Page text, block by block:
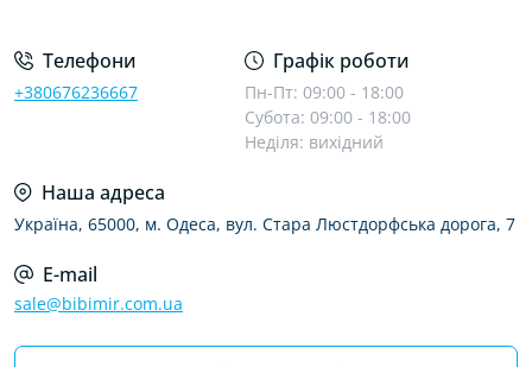
Телефони
+380676236667
Графік роботи
Пн-Пт: 09:00 - 18:00
Субота: 09:00 - 18:00
Неділя: вихідний
Наша адреса
Україна, 65000, м. Одеса, вул. Стара Люстдорфська дорога, 7
E-mail
sale@bibimir.com.ua